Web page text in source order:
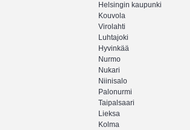
Helsingin kaupunki
Kouvola
Virolahti
Luhtajoki
Hyvinkää
Nurmo
Nukari
Niinisalo
Palonurmi
Taipalsaari
Lieksa
Kolma